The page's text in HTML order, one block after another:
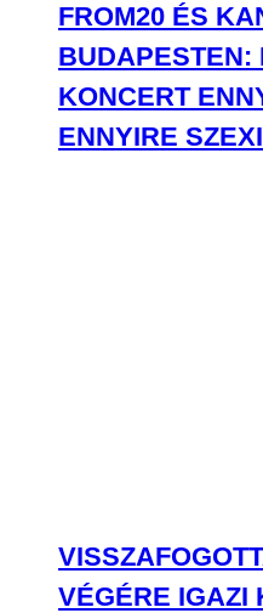
FROM20 ÉS
BUDAPESTEN:
KONCERT
ENNYIRE
VÉGÉRE IGAZI